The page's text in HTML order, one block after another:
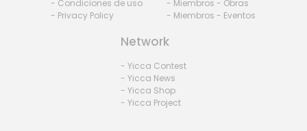
- Condiciones de uso
- Privacy Policy
- Miembros - Obras
- Miembros - Eventos
Network
- Yicca Contest
- Yicca News
- Yicca Shop
- Yicca Project